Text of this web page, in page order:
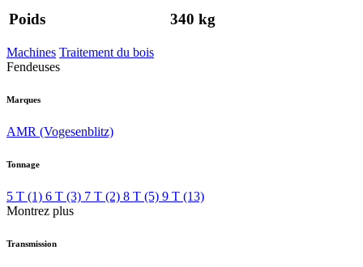
Poids 340 kg
Machines Traitement du bois
Fendeuses
Marques
AMR (Vogesenblitz)
Tonnage
5 T (1) 6 T (3) 7 T (2) 8 T (5) 9 T (13)
Montrez plus
Transmission